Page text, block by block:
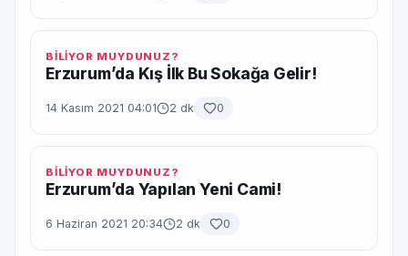
BİLİYOR MUYDUNUZ?
Erzurum’da Kış İlk Bu Sokağa Gelir!
14 Kasım 2021 04:01 2 dk 0
BİLİYOR MUYDUNUZ?
Erzurum’da Yapılan Yeni Cami!
6 Haziran 2021 20:34 2 dk 0